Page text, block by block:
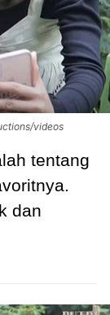
videos
tentang
dan